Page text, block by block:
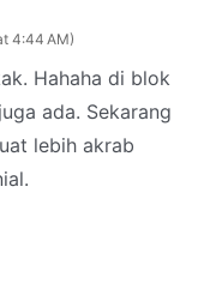
4:44 AM
Hahaha di blok
ada. Sekarang
lebih akrab